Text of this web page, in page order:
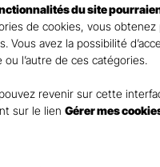
du site
de cookies, vous
Vous avez la possibilité
ou l’autre de ces catégories.
revenir sur cette
sur le lien Gérer mes